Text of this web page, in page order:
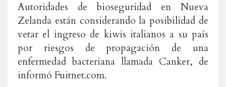
Autoridades de bioseguridad en Nueva
Zelanda están considerando la posibilidad de
vetar el ingreso de kiwis italianos a su país
por riesgos de propagación de una
enfermedad bacteriana llamada Canker, de
informó Fuitnet.com.